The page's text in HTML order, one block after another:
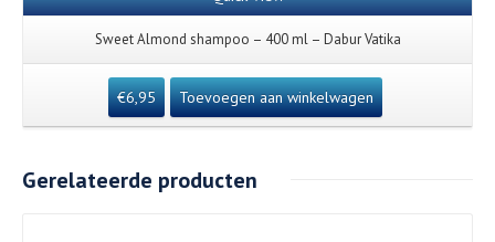
Sweet Almond shampoo – 400 ml – Dabur Vatika
€6,95 Toevoegen aan winkelwagen
Gerelateerde producten